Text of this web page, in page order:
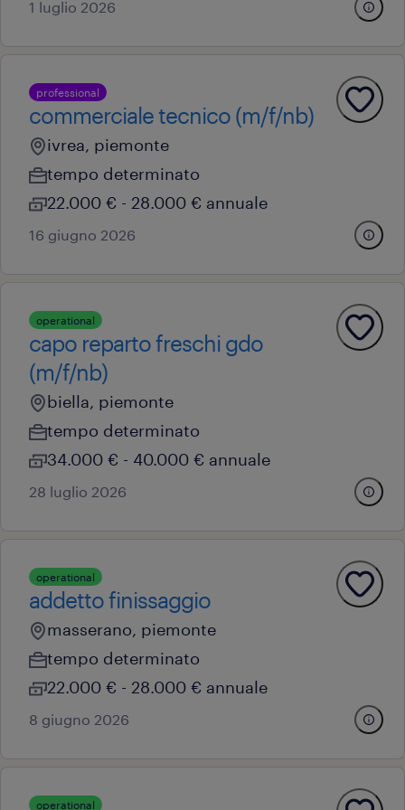
1 luglio 2026
professional
commerciale tecnico (m/f/nb)
ivrea, piemonte
tempo determinato
22.000 € - 28.000 € annuale
16 giugno 2026
operational
capo reparto freschi gdo
(m/f/nb)
biella, piemonte
tempo determinato
34.000 € - 40.000 € annuale
28 luglio 2026
operational
addetto finissaggio
masserano, piemonte
tempo determinato
22.000 € - 28.000 € annuale
8 giugno 2026
operational